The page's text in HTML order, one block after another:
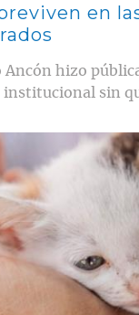
en
hizo
sin